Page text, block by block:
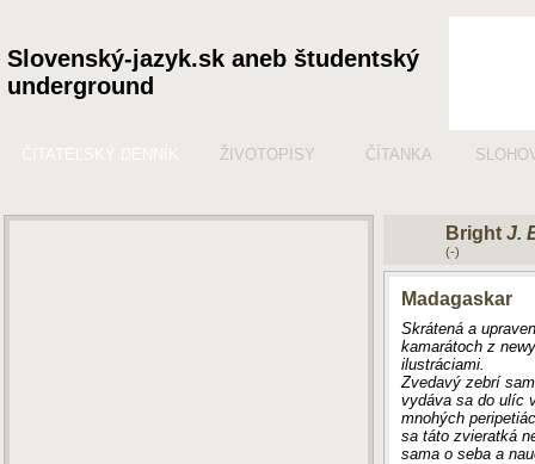
Slovenský-jazyk.sk aneb študentský
underground
ŽIVOTOPISY ČÍTANKA
Bright J.
(-)
Madagaskar
Skrátená a
kamarátoch z
ilustráciami.
Zvedavý zebrí
vydáva sa do ulíc
mnohých
sa táto zvieratká
sama o seba a